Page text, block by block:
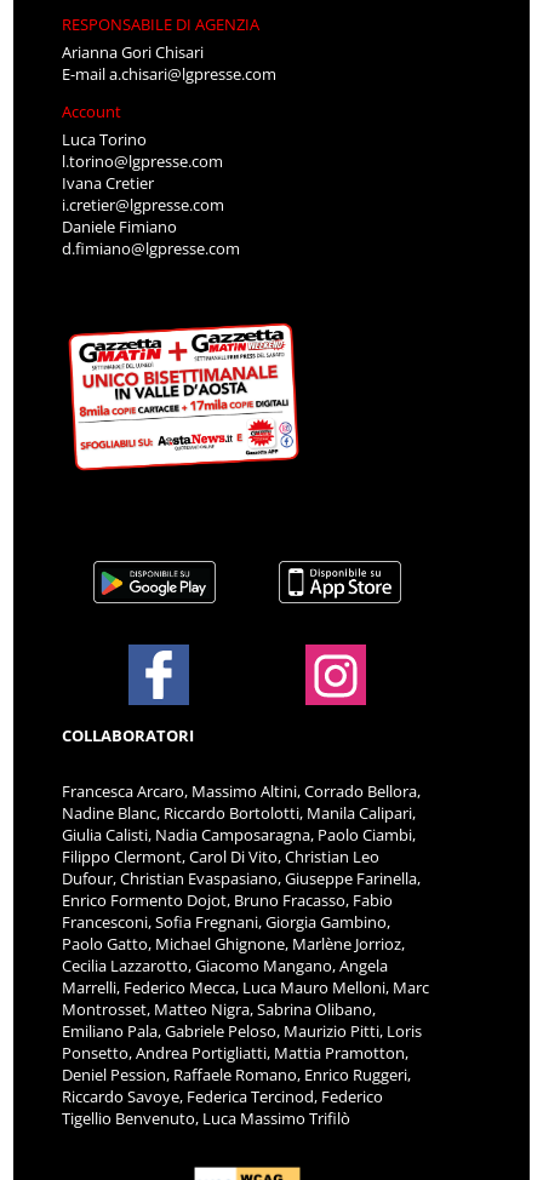
RESPONSABILE DI AGENZIA
Arianna Gori Chisari
E-maila.chisari@lgpresse.com
Account
Luca Torino
l.torino@lgpresse.com
Ivana Cretier
i.cretier@lgpresse.com
Daniele Fimiano
d.fimiano@lgpresse.com
COLLABORATORI
Francesca Arcaro, Massimo Altini, Corrado Bellora,
Nadine Blanc, Riccardo Bortolotti, Manila Calipari,
Giulia Calisti, Nadia Camposaragna, Paolo Ciambi,
Filippo Clermont, Carol Di Vito, Christian Leo
Dufour, Christian Evaspasiano, Giuseppe Farinella,
Enrico Formento Dojot, Bruno Fracasso, Fabio
Francesconi, Sofia Fregnani, Giorgia Gambino,
Paolo Gatto, Michael Ghignone, Marlène Jorrioz,
Cecilia Lazzarotto, Giacomo Mangano, Angela
Marrelli, Federico Mecca, Luca Mauro Melloni, Marc
Montrosset, Matteo Nigra, Sabrina Olibano,
Emiliano Pala, Gabriele Peloso, Maurizio Pitti, Loris
Ponsetto, Andrea Portigliatti, Mattia Pramotton,
Deniel Pession, Raffaele Romano, Enrico Ruggeri,
Riccardo Savoye, Federica Tercinod, Federico
Tigellio Benvenuto, Luca Massimo Trifilò